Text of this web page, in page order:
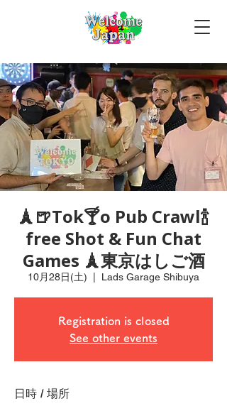
🗼🍺Tok🍸o Pub Crawl🍾
free Shot & Fun Chat
Games 🗼東京はしご酒
10月28日(土) Lads Garage Shibuya
Registration is closed
See other events
日時 / 場所